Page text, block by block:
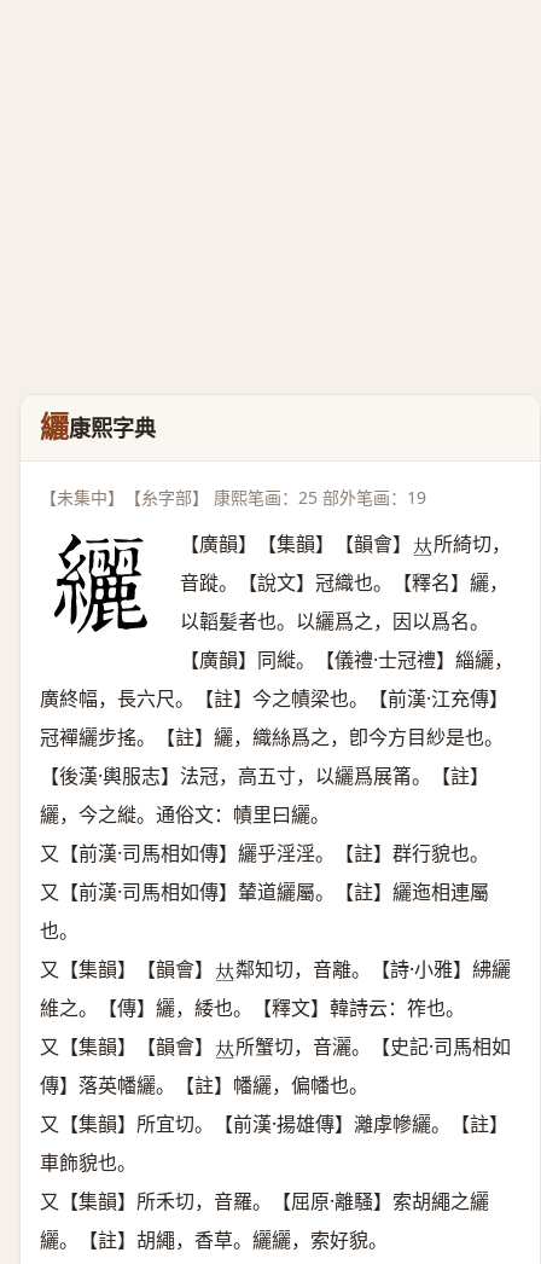
纚康熙字典
【未集中】【糸字部】 康熙笔画：25 部外笔画：19
【廣韻】【集韻】【韻會】 𠀤所綺切，
音蹝。【說文】冠織也。【釋名】纚，
以韜髪者也。以纚爲之，因以爲名。
【廣韻】同縰。【儀禮·士冠禮】緇纚，
廣終幅，長六尺。【註】今之幘梁也。【前漢·江充傳】
冠襌纚步搖。【註】纚，織絲爲之，卽今方目紗是也。
【後漢·輿服志】法冠，高五寸，以纚爲展筩。【註】
纚，今之縰。通俗文：幘里曰纚。
又【前漢·司馬相如傳】纚乎淫淫。【註】群行貌也。
又【前漢·司馬相如傳】輦道纚屬。【註】纚迤相連屬
也。
又【集韻】【韻會】 𠀤鄰知切，音離。【詩·小雅】紼纚
維之。【傳】纚，緌也。【釋文】韓詩云：筰也。
又【集韻】【韻會】 𠀤所蟹切，音灑。【史記·司馬相如
傳】落英幡纚。【註】幡纚，偏幡也。
又【集韻】所宜切。【前漢·揚雄傳】灕虖幓纚。【註】
車飾貌也。
又【集韻】所禾切，音羅。【屈原·離騷】索胡繩之纚
纚。【註】胡繩，香草。纚纚，索好貌。